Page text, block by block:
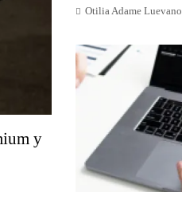
y
Otilia Adame Luevano